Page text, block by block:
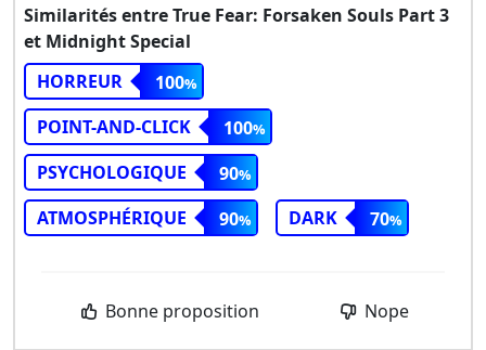
Similarités entre True Fear: Forsaken Souls Part 3
et Midnight Special
HORREUR
100
POINT-AND-CLICK
100
PSYCHOLOGIQUE
90
ATMOSPHÉRIQUE
90 DARK 70
Bonne proposition Nope